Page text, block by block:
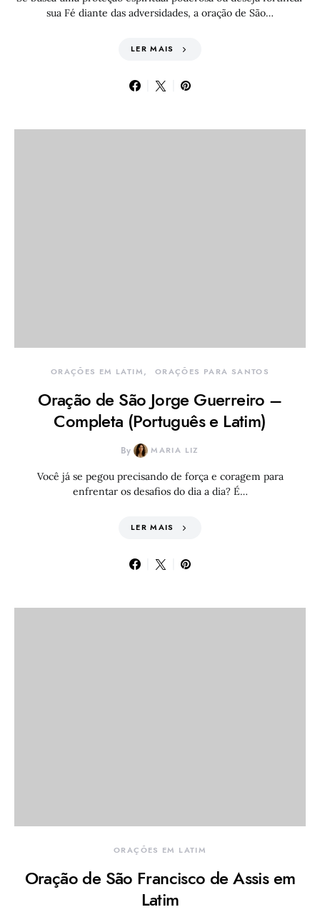
sua Fé diante das adversidades, a oração de São…
LER MAIS
ORAÇÕES EM LATIM ORAÇÕES PARA SANTOS
Oração de São Jorge Guerreiro –
Completa (Português e Latim)
By MARIA LIZ
Você já se pegou precisando de força e coragem para
enfrentar os desafios do dia a dia? É…
LER MAIS
ORAÇÕES EM LATIM
Oração de São Francisco de Assis em
Latim